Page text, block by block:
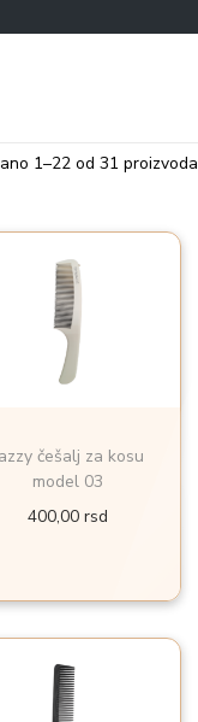
1–22od 31 proizvoda
češalj za kosu
model 03
400,00 rsd